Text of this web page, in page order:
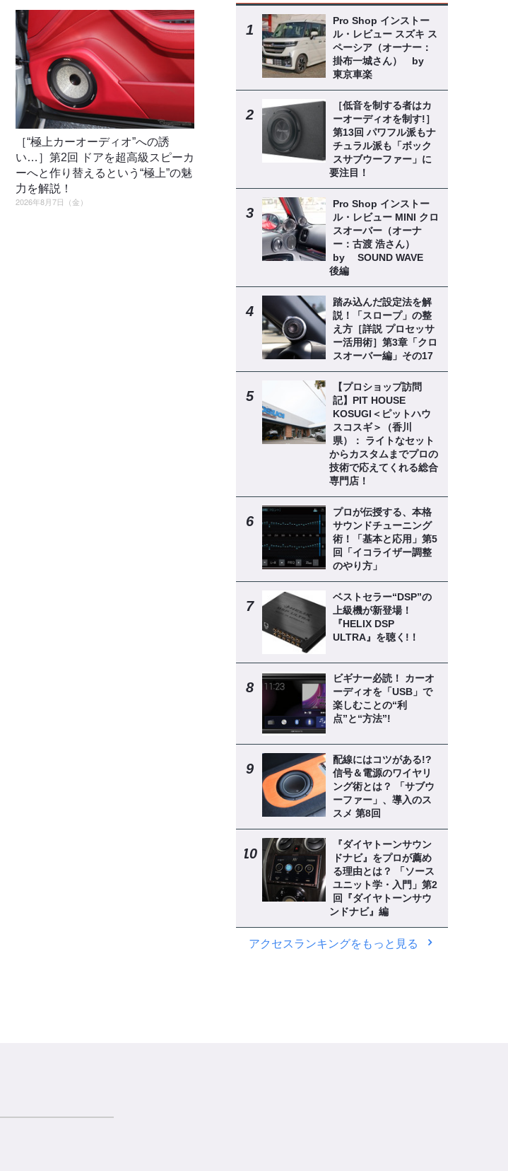
［“極上カーオーディオ”への誘
い…］第2回 ドアを超高級スピーカ
ーへと作り替えるという“極上”の魅
力を解説！
2026年8月7日（金）
Pro Shop インストー
ル・レビュー スズキ ス
ペーシア（オーナー：
掛布一城さん） by
東京車楽
［低音を制する者はカ
ーオーディオを制す!］
第13回 パワフル派もナ
チュラル派も「ボック
スサブウーファー」に
要注目！
Pro Shop インストー
ル・レビュー MINI クロ
スオーバー（オーナ
ー：古渡 浩さん）
by SOUND WAVE
後編
踏み込んだ設定法を解
説！「スロープ」の整
え方［詳説 プロセッサ
ー活用術］第3章「クロ
スオーバー編」その17
【プロショップ訪問
記】PIT HOUSE
KOSUGI＜ピットハウ
スコスギ＞（香川
県）： ライトなセット
からカスタムまでプロの
技術で応えてくれる総合
専門店！
プロが伝授する、本格
サウンドチューニング
術！「基本と応用」第5
回「イコライザー調整
のやり方」
ベストセラー“DSP”の
上級機が新登場！
『HELIX DSP
ULTRA』を聴く!！
ビギナー必読！ カーオ
ーディオを「USB」で
楽しむことの“利
点”と“方法”!
配線にはコツがある!?
信号＆電源のワイヤリ
ング術とは？ 「サブウ
ーファー」、導入のス
スメ 第8回
『ダイヤトーンサウン
ドナビ』をプロが薦め
る理由とは？ 「ソース
ユニット学・入門」第2
回『ダイヤトーンサウ
ンドナビ』編
アクセスランキングをもっと見る